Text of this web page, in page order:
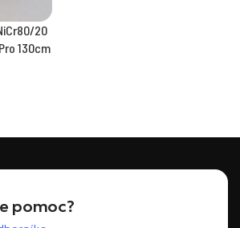
20
130cm
pomoc?